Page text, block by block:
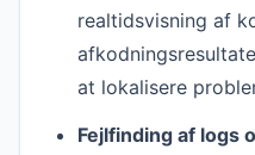
realtidsvisning af
at lokalisere
Fejlfinding af logs